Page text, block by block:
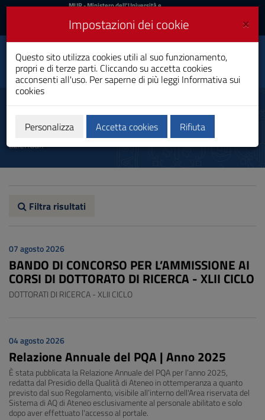
Vai
al
navigazione
sito
Footer
MIUR
Accedi
MUR- Ministero dell'Università e
Accedi UniCA News
Toggle
navigation
Università degli
Studi di Cagliari
Avvisi
Autore dell'avviso: Dipartimento di Scienze economiche ed
aziendali
Filtra risultati
07 agosto 2026
BANDO DI CONCORSO PER L’AMMISSIONE AI
CORSI DI DOTTORATO DI RICERCA - XLII CICLO
DOTTORATI DI RICERCA - XLII CICLO
04 agosto 2026
Relazione Annuale del PQA | Anno 2025
È stata pubblicata la Relazione Annuale del PQA per l’anno 2025,
redatta dal Presidio della Qualità di Ateneo in ottemperanza a quanto
previsto dal suo Regolamento, visibile all’interno dell'Area riservata del
Sistema di AQ di Ateneo esclusivamente al personale abilitato e solo
dopo aver effettuato l'accesso al portale.
×
Impostazioni dei cookie
Questo sito utilizza cookies utili al suo funzionamento,
propri e di terze parti. Cliccando su accetta cookies
acconsenti all'uso. Per saperne di più leggi Informativa sui
cookies
Personalizza Accetta cookies Rifiuta